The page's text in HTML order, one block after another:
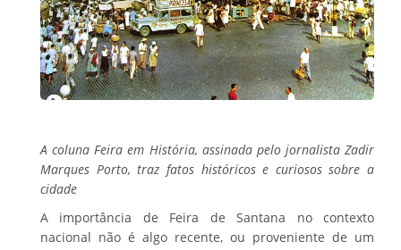
A coluna Feira em História, assinada pelo jornalista Zadir
Marques Porto, traz fatos históricos e curiosos sobre a
cidade
A importância de Feira de Santana no contexto
nacional não é algo recente, ou proveniente de um